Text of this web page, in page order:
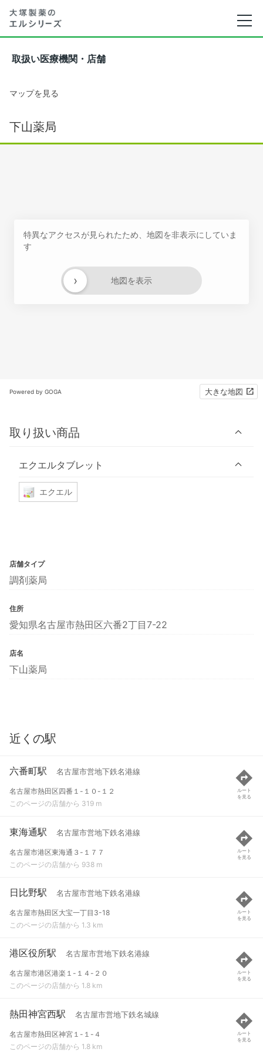
取扱い医療機関・店舗
マップを見る
下山薬局
特異なアクセスが見られたため、地図を非表示にしていま
す
地図を表示
›
Powered by GOGA 大きな地図
取り扱い商品
エクエルタブレット
エクエル
店舗タイプ
調剤薬局
住所
愛知県名古屋市熱田区六番2丁目7-22
店名
下山薬局
近くの駅
六番町駅 名古屋市営地下鉄名港線
名古屋市熱田区四番１-１０-１２
このページの店舗から 319 m
ルート
を見る
東海通駅 名古屋市営地下鉄名港線
名古屋市港区東海通３-１７７
このページの店舗から 938 m
ルート
を見る
日比野駅 名古屋市営地下鉄名港線
名古屋市熱田区大宝一丁目3-18
このページの店舗から 1.3 km
ルート
を見る
港区役所駅 名古屋市営地下鉄名港線
名古屋市港区港楽１-１４-２０
このページの店舗から 1.8 km
ルート
を見る
熱田神宮西駅 名古屋市営地下鉄名城線
名古屋市熱田区神宮１-１-４
このページの店舗から 1.8 km
ルート
を見る